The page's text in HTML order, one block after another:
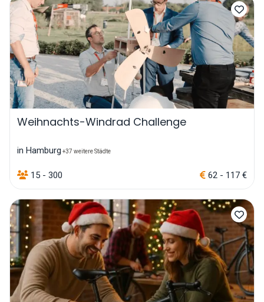
Weihnachts-Windrad Challenge
in Hamburg +37 weitere Städte
15 - 300 62 - 117 €